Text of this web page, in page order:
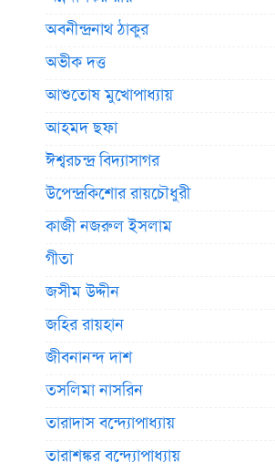
অবনীন্দ্রনাথ ঠাকুর
অভীক দত্ত
আশুতোষ মুখোপাধ্যায়
আহমদ ছফা
ঈশ্বরচন্দ্র বিদ্যাসাগর
উপেন্দ্রকিশোর রায়চৌধুরী
কাজী নজরুল ইসলাম
গীতা
জসীম উদ্দীন
জহির রায়হান
জীবনানন্দ দাশ
তসলিমা নাসরিন
তারাদাস বন্দ্যোপাধ্যায়
তারাশঙ্কর বন্দ্যোপাধ্যায়